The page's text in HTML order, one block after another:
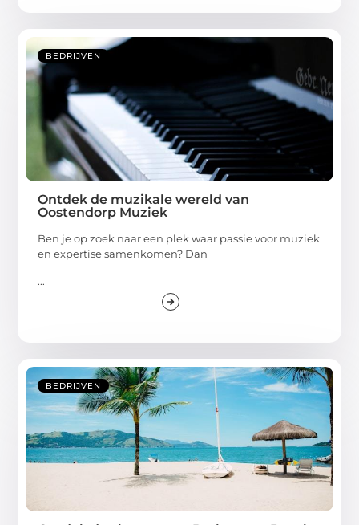
BEDRIJVEN
Ontdek de muzikale wereld van
Oostendorp Muziek
Ben je op zoek naar een plek waar passie voor muziek
en expertise samenkomen? Dan
...
BEDRIJVEN